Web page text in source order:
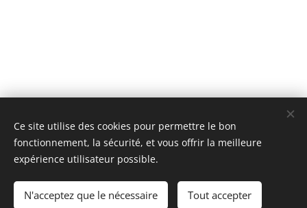
Optimisé parWebnode Cookies
Ce site utilise des cookies pour permettre le bon
fonctionnement, la sécurité, et vous offrir la meilleure
expérience utilisateur possible.
N'acceptez que le nécessaire Tout accepter